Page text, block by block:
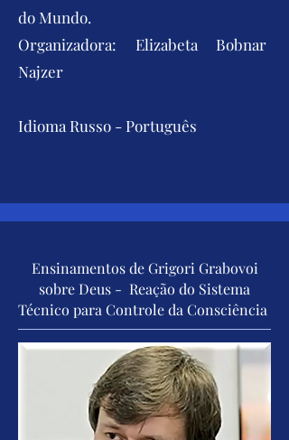
do Mundo.
Organizadora: Elizabeta Bobnar
Najzer
Idioma Russo - Português
Ensinamentos de Grigori Grabovoi
sobre Deus - Reação do Sistema
Técnico para Controle da Consciência